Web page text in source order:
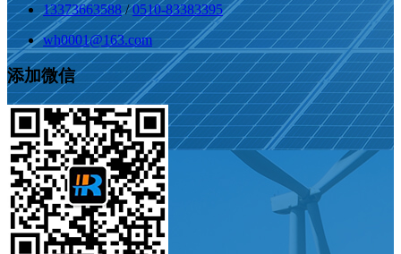
13373663588/0510-83383395
wh0001@163.com
添加微信